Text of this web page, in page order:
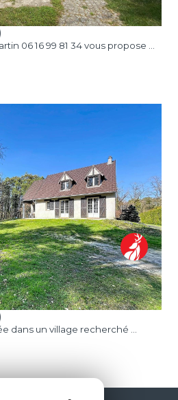
06 16 99 81 34 vous propose ...
voir le bien
dans un village recherché ...